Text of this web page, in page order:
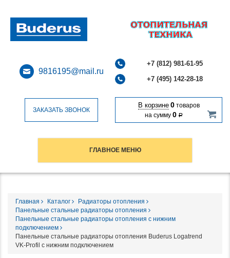
9816195@mail.ru
+7 (812) 981-61-95
+7 (495) 142-28-18
ЗАКАЗАТЬ ЗВОНОК
В корзине 0товаров
на сумму 0 Р
ГЛАВНОЕ МЕНЮ
Главная Каталог
Радиаторы отопления
Панельные стальные радиаторы отопления
Панельные стальные радиаторы отопления с нижним
подключением
Панельные стальные радиаторы отопления Buderus Logatrend
VK-Profil с нижним подключением